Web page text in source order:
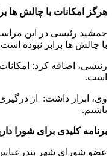
هرگز امکانات با چالش ها
جمشید رئیسی در این
با چالش ها برابر نبوده
رئیسی، اضافه کرد:
است.
وی، ابراز داشت: از درگیری
باشیم.
برنامه کلیدی برای شورا
عضو شورای شهر بندرعباس